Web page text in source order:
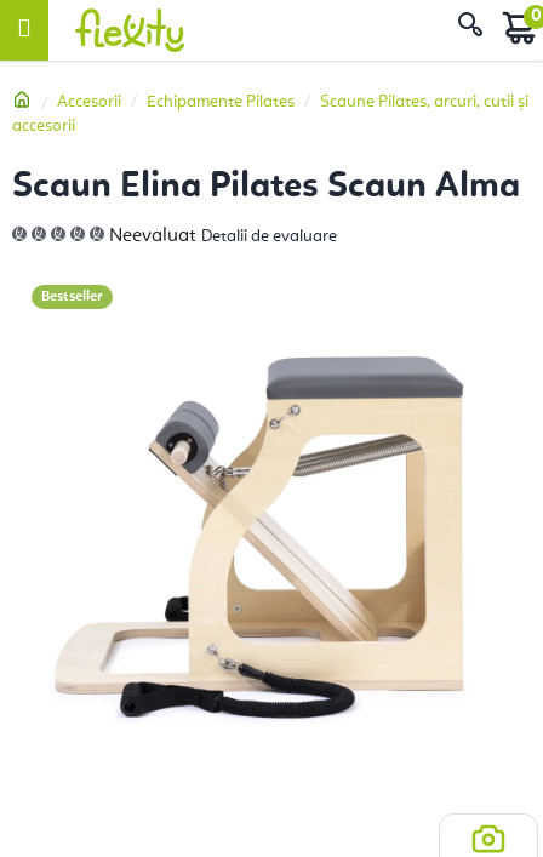
AcasăAccesorii Echipamente Pilates
Scaune Pilates, arcuri, cutii și
accesorii
Scaun Elina Pilates Scaun Alma
Evaluarea
medie
este
0,0
Neevaluat Detalii de evaluare
Bestseller